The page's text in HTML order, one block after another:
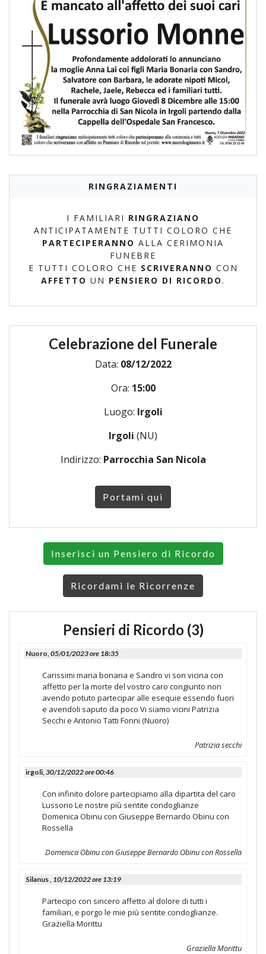
RINGRAZIAMENTI
I FAMILIARI RINGRAZIANO
ANTICIPATAMENTE TUTTI COLORO CHE
PARTECIPERANNO ALLA CERIMONIA
FUNEBRE
E TUTTI COLORO CHE SCRIVERANNO CON
AFFETTO UN PENSIERO DI RICORDO .
Celebrazione del Funerale
Data: 08/12/2022
Ora: 15:00
Luogo: Irgoli
Irgoli (NU)
Indirizzo: Parrocchia San Nicola
Portami qui
Inserisci un Pensiero di Ricordo
Ricordami le Ricorrenze
Pensieri di Ricordo (3)
Nuoro, 05/01/2023 ore 18:35
Carissimi maria bonaria e Sandro vi son vicina con
affetto per la morte del vostro caro congiunto non
avendo potuto partecipar alle esequie essendo fuori
e avendoli saputo da poco Vi siamo vicini Patrizia
Secchi e Antonio Tatti Fonni (Nuoro)
Patrizia secchi
irgoli, 30/12/2022 ore 00:46
Con infinito dolore partecipiamo alla dipartita del caro
Lussorio Le nostre più sentite condoglianze
Domenica Obinu con Giuseppe Bernardo Obinu con
Rossella
Domenica Obinu con Giuseppe Bernardo Obinu con Rossella
Silanus , 10/12/2022 ore 13:19
Partecipo con sincero affetto al dolore di tutti i
familiari, e porgo le mie più sentite condoglianze.
Graziella Morittu
Graziella Morittu